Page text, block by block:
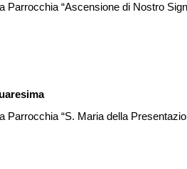
Parrocchia “Ascensione di Nostro
Parrocchia “S. Maria della